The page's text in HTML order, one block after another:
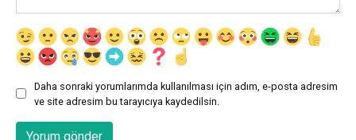
Daha sonraki yorumlarımda kullanılması için adım, e-posta adresim
ve site adresim bu tarayıcıya kaydedilsin.